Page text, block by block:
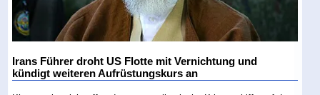
Irans Führer droht US Flotte mit Vernichtung und
kündigt weiteren Aufrüstungskurs an